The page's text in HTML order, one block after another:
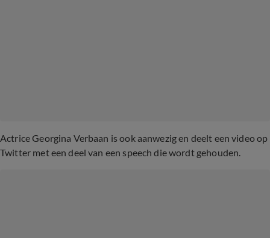
Actrice Georgina Verbaan is ook aanwezig en deelt een video op
Twitter met een deel van een speech die wordt gehouden.